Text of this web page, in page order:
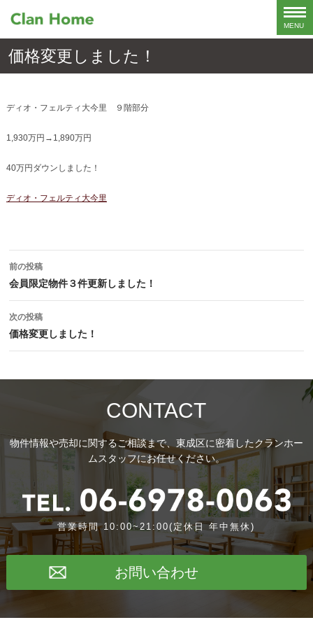
価格変更しました！
ディオ・フェルティ大今里 ９階部分
1,930万円→1,890万円
40万円ダウンしました！
ディオ・フェルティ大今里
投
稿
ナ
ビ
ー
ョ
ン
前の投稿
会員限定物件３件更新しました！
次の投稿
価格変更しました！
CONTACT
物件情報や売却に関するご相談まで、東成区に密着したクランホー
ムスタッフにお任せください。
営業時間 10:00~21:00(定休日 年中無休)
お問い合わせ